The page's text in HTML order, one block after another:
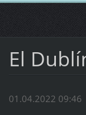
El
01.04.2022 09:46